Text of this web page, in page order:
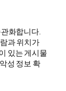
화합니다.
과 위치가
있는 게시물
성 정보 확